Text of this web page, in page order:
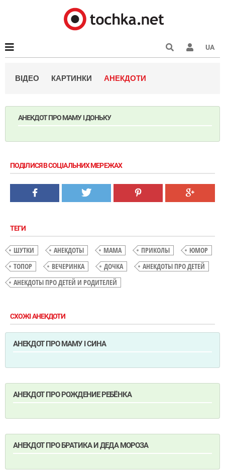
UA
ВІДЕО КАРТИНКИ АНЕКДОТИ
АНЕКДОТ ПРО МАМУ І ДОНЬКУ
ПОДІЛИСЯ В СОЦІАЛЬНИХ МЕРЕЖАХ
ТЕГИ
ШУТКИ АНЕКДОТЫ МАМА ПРИКОЛЫ
ЮМОР
ТОПОР
ВЕЧЕРИНКА ДОЧКА
АНЕКДОТЫ ПРО ДЕТЕЙ
АНЕКДОТЫ ПРО ДЕТЕЙ И РОДИТЕЛЕЙ
СХОЖІ АНЕКДОТИ
АНЕКДОТ ПРО МАМУ І СИНА
АНЕКДОТ ПРО РОЖДЕНИЕ РЕБЁНКА
АНЕКДОТ ПРО БРАТИКА И ДЕДА МОРОЗА